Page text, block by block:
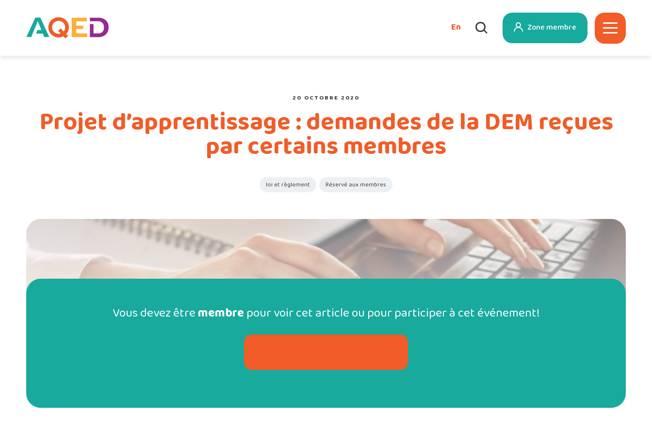
En Zone membre
Vous devez êtremembrepour voir cet article ou pour participer à cet événement!
20 OCTOBRE 2020
Projet d’apprentissage : demandes de la DEM reçues
par certains membres
loi et règlement Réservé aux membres